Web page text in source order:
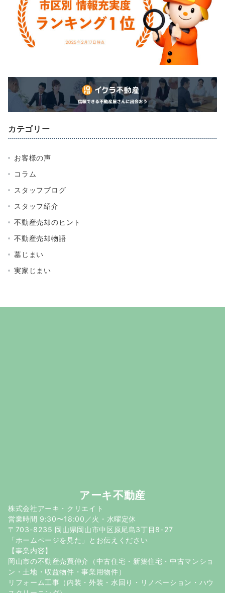
カテゴリー
お客様の声
コラム
スタッフブログ
スタッフ紹介
不動産売却のヒント
不動産売却物語
墓じまい
実家じまい
アーキ不動産
株式会社アーキ・クリエイト
営業時間 9:30〜18:00／火・水曜定休
〒703-8235 岡山県岡山市中区原尾島3丁目8-27
「ホームページを見た」とお伝えください
【事業内容】
岡山市の不動産売買仲介（中古住宅・新築住宅・中古マンショ
ン・土地・収益物件・事業用物件）
リフォーム工事（内装・外装・水回り・リノベーション・ハウ